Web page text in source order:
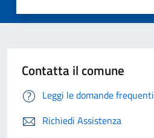
Contatta il comune
Leggi le domande frequenti
Richiedi Assistenza